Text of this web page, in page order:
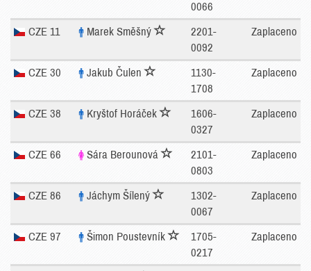
0066
CZE 11 Marek Směšný
2201-
0092
Zaplaceno
CZE 30 Jakub Čulen
1130-
1708
Zaplaceno
CZE 38 Kryštof Horáček
1606-
0327
Zaplaceno
CZE 66 Sára Berounová
2101-
0803
Zaplaceno
CZE 86 Jáchym Šílený
1302-
0067
Zaplaceno
CZE 97 Šimon Poustevník
1705-
0217
Zaplaceno